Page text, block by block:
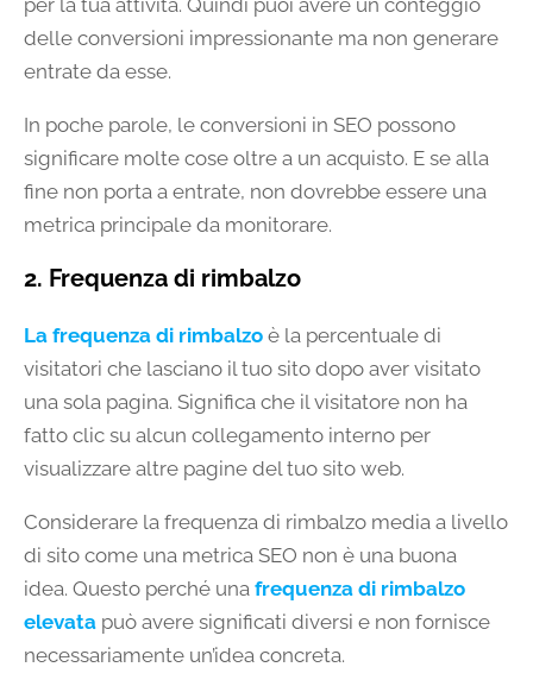
per la tua attività. Quindi puoi avere un conteggio
delle conversioni impressionante ma non generare
entrate da esse.
In poche parole, le conversioni in SEO possono
significare molte cose oltre a un acquisto. E se alla
fine non porta a entrate, non dovrebbe essere una
metrica principale da monitorare.
2. Frequenza di rimbalzo
La frequenza di rimbalzo è la percentuale di
visitatori che lasciano il tuo sito dopo aver visitato
una sola pagina. Significa che il visitatore non ha
fatto clic su alcun collegamento interno per
visualizzare altre pagine del tuo sito web.
Considerare la frequenza di rimbalzo media a livello
di sito come una metrica SEO non è una buona
idea. Questo perché una frequenza di rimbalzo
elevata può avere significati diversi e non fornisce
necessariamente un’idea concreta.